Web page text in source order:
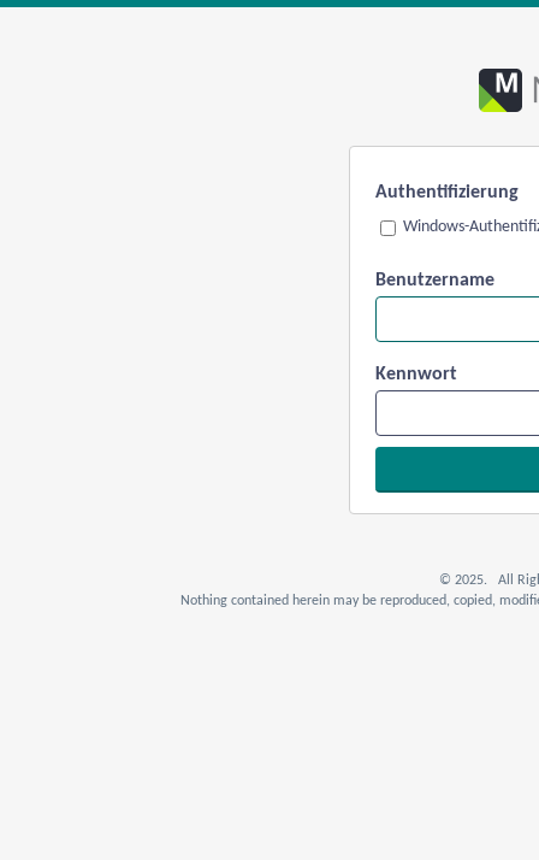
Authentifizierung
Windows-
Benutzername
Kennwort
© 2025. All
Nothing contained herein may be reproduced, copied,